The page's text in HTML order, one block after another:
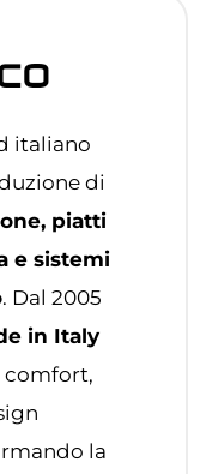
italiano
di
piatti
e sistemi
. Dal 2005
in Italy
comfort,
la